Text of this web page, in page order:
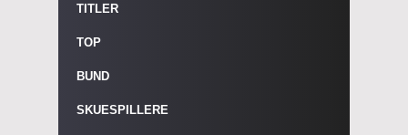
TITLER
TOP
BUND
SKUESPILLERE